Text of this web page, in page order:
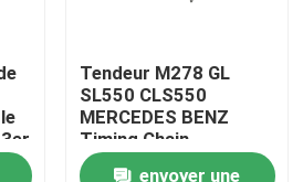
Tendeur M278 GL
SL550 CLS550
MERCEDES BENZ
Timing Chain
Tensioner de la pompe
envoyer une